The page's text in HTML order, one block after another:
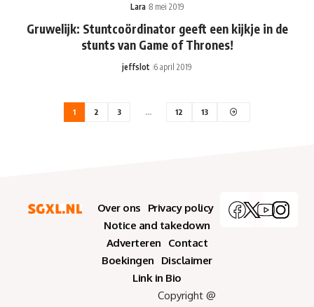
Lara 8 mei 2019
Gruwelijk: Stuntcoördinator geeft een kijkje in de
stunts van Game of Thrones!
jeffslot 6 april 2019
1 2 3 … 12 13
Over ons
Privacy policy
Notice and takedown
Adverteren
Contact
Boekingen
Disclaimer
Link in Bio
Copyright @